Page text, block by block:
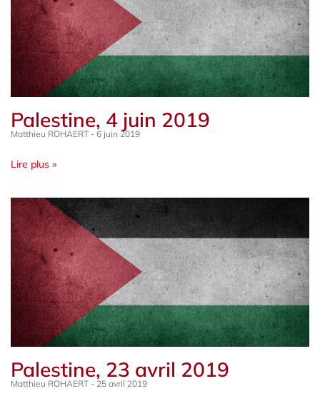
Palestine, 4 juin 2019
Matthieu ROHAERT 6 juin 2019
Lire plus »
Palestine, 23 avril 2019
Matthieu ROHAERT 25 avril 2019